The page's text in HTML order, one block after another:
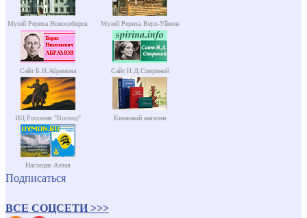
Музей Рериха Новосибирск Музей Рериха Верх-Уймон
Сайт Б.Н.Абрамова Сайт Н.Д.Спириной
ИЦ Россазия "Восход" Книжный магазин
Наследие Алтая
Подписаться
ВСЕ СОЦСЕТИ >>>